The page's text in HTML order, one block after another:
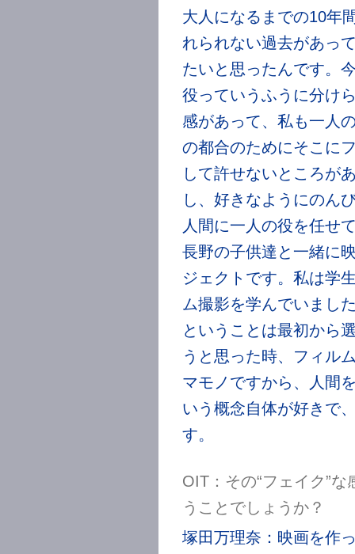
大人になるまでの10年
れられない過去があっ
たいと思ったんです。
役っていうふうに分け
感があって、私も一人
の都合のためにそこに
して許せないところが
し、好きなようにのん
人間に一人の役を任せ
長野の子供達と一緒に
ジェクトです。私は学
ム撮影を学んでいまし
ということは最初から
うと思った時、フィル
マモノですから、人間
いう概念自体が好きで
す。
OIT：その“フェイク”
うことでしょうか？
塚田万理奈：映画を作